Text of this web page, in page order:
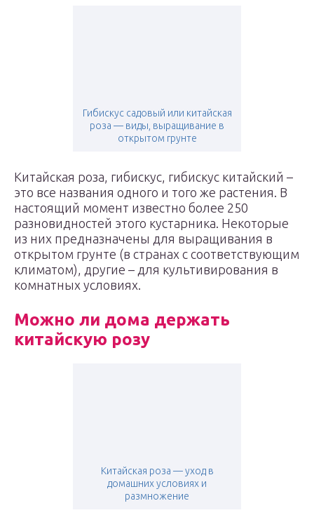
Гибискус садовый или китайская
роза — виды, выращивание в
открытом грунте
Китайская роза, гибискус, гибискус китайский –
это все названия одного и того же растения. В
настоящий момент известно более 250
разновидностей этого кустарника. Некоторые
из них предназначены для выращивания в
открытом грунте (в странах с соответствующим
климатом), другие – для культивирования в
комнатных условиях.
Можно ли дома держать
китайскую розу
Китайская роза — уход в
домашних условиях и
размножение